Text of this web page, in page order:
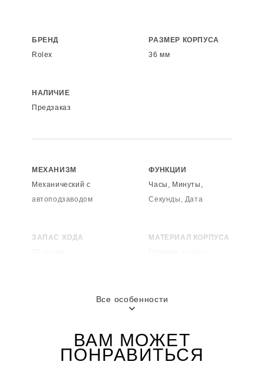
БРЕНД
Rolex
РАЗМЕР КОРПУСА
36 мм
НАЛИЧИЕ
Предзаказ
МЕХАНИЗМ
Механический с
автоподзаводом
ФУНКЦИИ
Часы, Минуты,
Секунды, Дата
ЗАПАС ХОДА
МАТЕРИАЛ КОРПУСА
ВОДОНЕПРОНИЦАЕМОСТЬ
Все особенности
ВАМ МОЖЕТ
ПОНРАВИТЬСЯ